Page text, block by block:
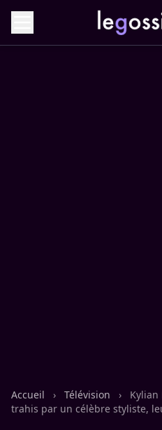
Accueil › Télévision ›
Kylian
trahis par un célèbre styliste,